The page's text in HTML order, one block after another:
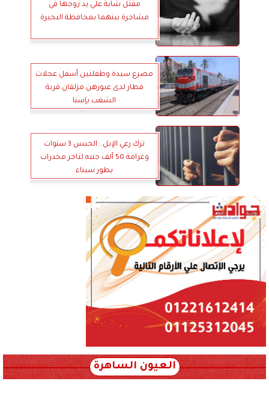
مقتل شابة علي يد زوجها في
مشاجرة بينهما بمحافظة البحيرة
مصرع سيدة وطفلتين أسفل عجلات
قطار لدى عبورهن مزلقان قرية
الشغب بإسنا
ترك رعي الإبل.. الحبس 3 سنوات
وغرامة 50 ألف جنيه لتاجر مخدرات
بطور سيناء
العيون الساهرة